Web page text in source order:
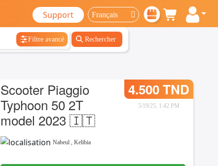
Support
Filtre avancé Rechercher
Scooter Piaggio
Typhoon 50 2T
model 2023 🇮🇹
4.500 TND
5/19/25, 1:42 PM
Nabeul ,Kelibia